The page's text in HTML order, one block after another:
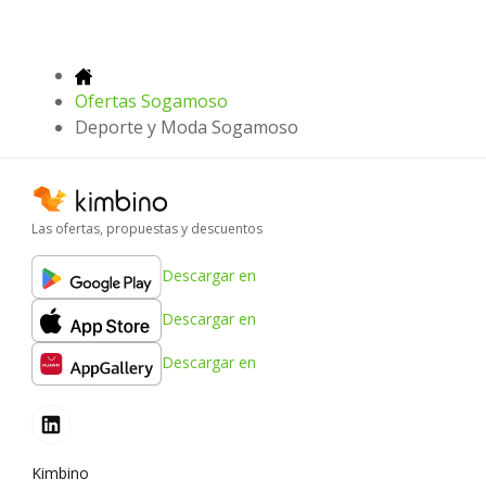
Ofertas Sogamoso
Deporte y Moda Sogamoso
Las ofertas, propuestas y descuentos
Descargar en
Descargar en
Descargar en
Kimbino